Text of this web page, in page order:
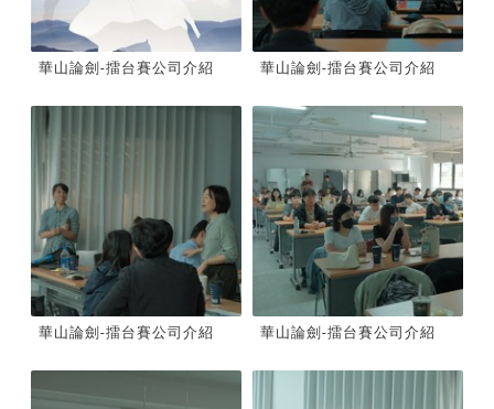
華山論劍-擂台賽公司介紹 華山論劍-擂台賽公司介紹
華山論劍-擂台賽公司介紹 華山論劍-擂台賽公司介紹